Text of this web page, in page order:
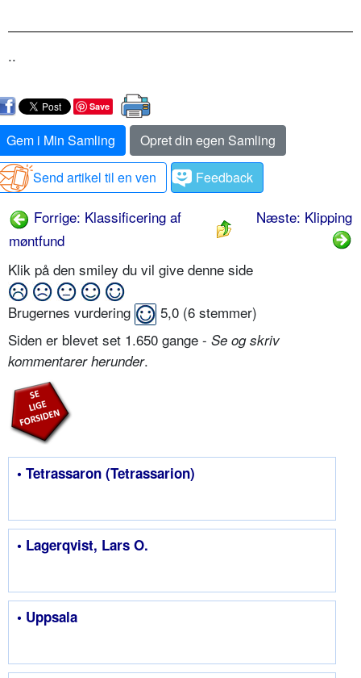
..
Save
Gem i Min Samling
Opret din egen Samling
Send artikel til en ven
Feedback
Forrige: Klassificering af
møntfund
Næste: Klipping
Klik på den smiley du vil give denne side
Brugernes vurdering 5,0 (6 stemmer)
Siden er blevet set 1.650 gange - Se og skriv
kommentarer herunder.
• Tetrassaron (Tetrassarion)
• Lagerqvist, Lars O.
• Uppsala